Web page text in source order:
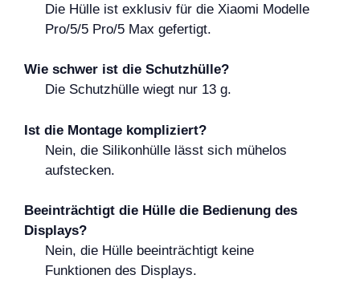
Die Hülle ist exklusiv für die Xiaomi Modelle
Pro/5/5 Pro/5 Max gefertigt.
Wie schwer ist die Schutzhülle?
Die Schutzhülle wiegt nur 13 g.
Ist die Montage kompliziert?
Nein, die Silikonhülle lässt sich mühelos
aufstecken.
Beeinträchtigt die Hülle die Bedienung des
Displays?
Nein, die Hülle beeinträchtigt keine
Funktionen des Displays.